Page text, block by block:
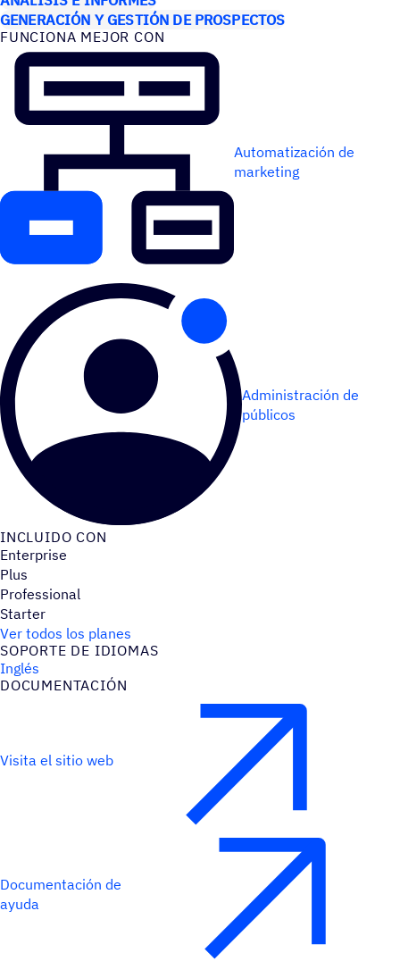
GENERACIÓN Y GESTIÓN DE PROSPECTOS
FUNCIONA MEJOR CON
Automatización de
marketing
Administración de
públicos
INCLUIDO CON
Enterprise
Plus
Professional
Starter
Ver todos los planes
SOPORTE DE IDIOMAS
Inglés
DOCU­MEN­TA­CIÓN
Visita el sitio web
Documentación de
ayuda